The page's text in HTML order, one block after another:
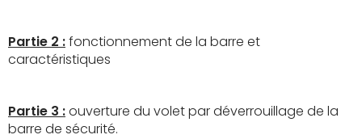
Partie 2 :fonctionnement de la barre et
caractéristiques
Partie 3 :ouverture du volet par déverrouillage de la
barre de sécurité.